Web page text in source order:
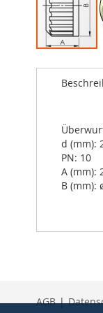
to
images
gallery
d (mm):
PN: 10
A (mm):
B (mm):
AGB |